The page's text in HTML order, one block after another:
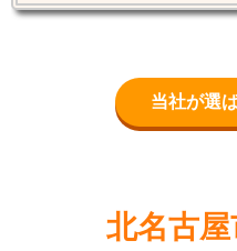
当社が選
北名古